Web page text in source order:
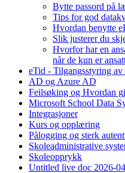
Bytte passord på
Tips for god
Hvordan benytte
Slik justerer du
Hvorfor har en
når de kun er
eTid - Tilgangsstyring av
AD og Azure AD
Feilsøking og Hvordan
Microsoft School Data
Integrasjoner
Kurs og opplæring
Pålogging og sterk
Skoleadministrative
Skoleopprykk
Untitled live doc 2026-